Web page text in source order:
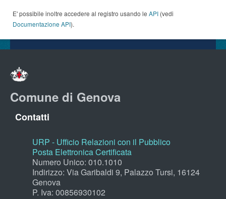
E' possibile inoltre accedere al registro usando le API (vedi
Documentazione API).
Comune di Genova
Contatti
URP - Ufficio Relazioni con il Pubblico
Posta Elettronica Certificata
Numero Unico: 010.1010
Indirizzo: Via Garibaldi 9, Palazzo Tursi, 16124
Genova
P. Iva: 00856930102